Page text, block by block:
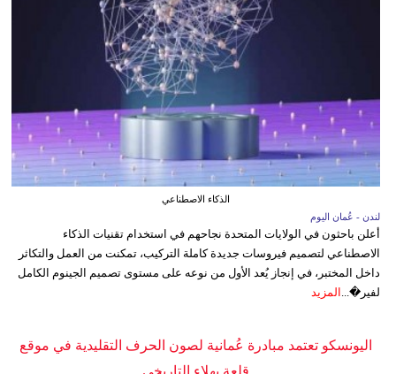
الذكاء الاصطناعي
لندن - عُمان اليوم
أعلن باحثون في الولايات المتحدة نجاحهم في استخدام تقنيات الذكاء
الاصطناعي لتصميم فيروسات جديدة كاملة التركيب، تمكنت من العمل والتكاثر
داخل المختبر، في إنجاز يُعد الأول من نوعه على مستوى تصميم الجينوم الكامل
لفير�...
المزيد
اليونسكو تعتمد مبادرة عُمانية لصون الحرف التقليدية في موقع
قلعة بهلاء التاريخي